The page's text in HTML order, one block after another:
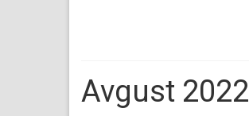
Avgust 2022